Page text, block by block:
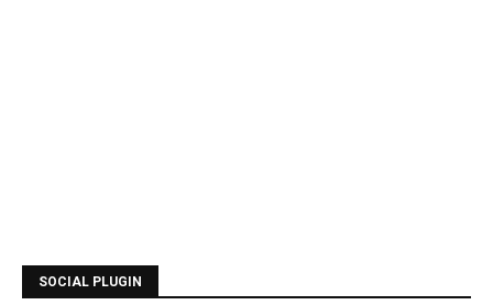
SOCIAL PLUGIN